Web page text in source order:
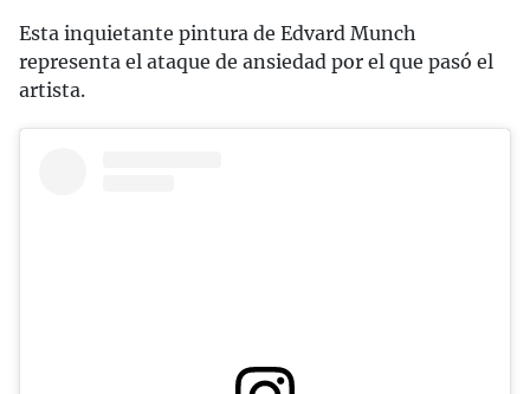
Esta inquietante pintura de Edvard Munch
representa el ataque de ansiedad por el que pasó el
artista.